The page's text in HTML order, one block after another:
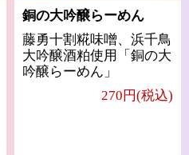
銅の大吟醸らーめん
藤勇十割糀味噌、浜千鳥
大吟醸酒粕使用「銅の大
吟醸らーめん」
270円(税込)